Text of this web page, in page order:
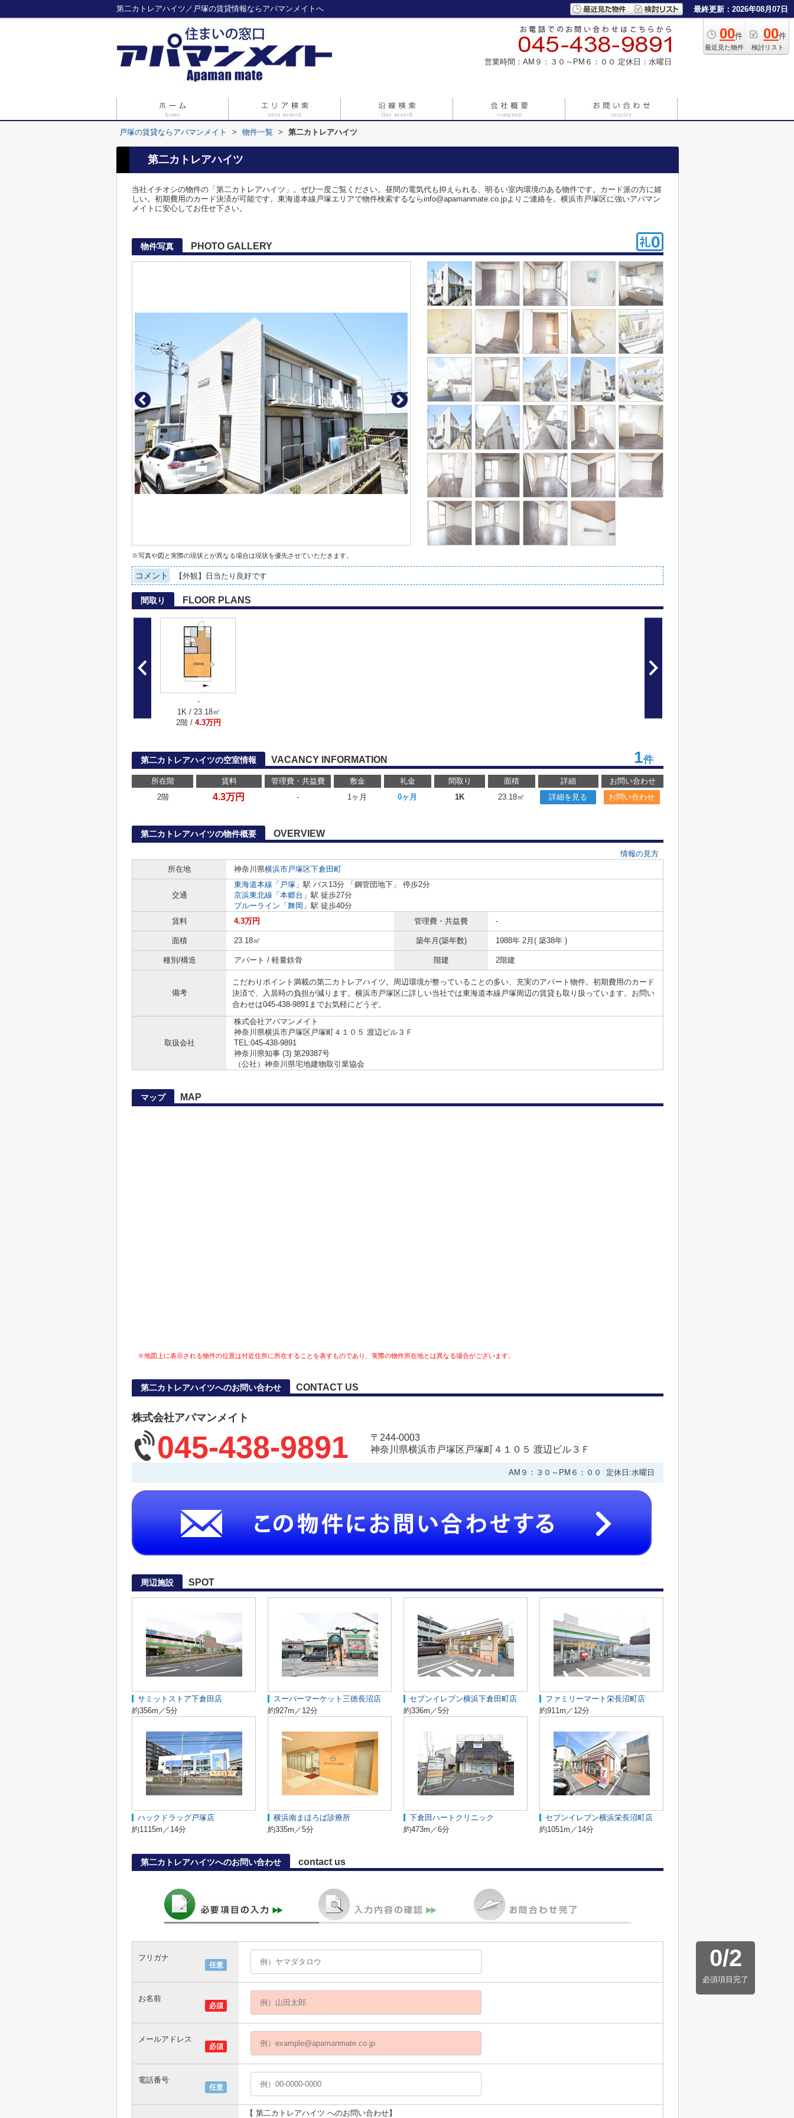
第二カトレアハイツ／戸塚の賃貸情報ならアパマンメイトへ 最終更新：2026年08月07日
00件
最近見た物件
00件
検討リスト
営業時間：AM９：３０～PM６：００ 定休日：水曜日
戸塚の賃貸ならアパマンメイト > 物件一覧 > 第二カトレアハイツ
第二カトレアハイツ
当社イチオシの物件の「第二カトレアハイツ」。ぜひ一度ご覧ください。昼間の電気代も抑えられる、明るい室内環境のある物件です。カード派の方に嬉
しい。初期費用のカード決済が可能です。東海道本線戸塚エリアで物件検索するならinfo@apamanmate.co.jpよりご連絡を。横浜市戸塚区に強いアパマン
メイトに安心してお任せ下さい。
物件写真 PHOTO GALLERY
※写真や図と実際の現状とが異なる場合は現状を優先させていただきます。
コメント 【外観】日当たり良好です
間取り FLOOR PLANS
-
1K / 23.18㎡
2階 / 4.3万円
第二カトレアハイツの空室情報 VACANCY INFORMATION 1件
所在階 賃料 管理費・共益費 敷金 礼金 間取り 面積 詳細
お問い合わせ
2階
4.3万円 - 1ヶ月 0ヶ月 1K 23.18㎡ 詳細を見る お問い合わせ
第二カトレアハイツの物件概要 OVERVIEW
情報の見方
所在地
神奈川県横浜市戸塚区下倉田町
交通
東海道本線 「 戸塚 」駅 バス13分 「鋼管団地下」 停歩2分
京浜東北線 「 本郷台 」駅 徒歩27分
ブルーライン 「 舞岡 」駅 徒歩40分
賃料
4.3万円 管理費・共益費 -
面積 23.18㎡ 築年月(築年数) 1988年 2月( 築38年 )
種別/構造 アパート / 軽量鉄骨 階建 2階建
備考
こだわりポイント満載の第二カトレアハイツ。周辺環境が整っていることの多い、充実のアパート物件。初期費用のカード
決済で、入居時の負担が減ります。横浜市戸塚区に詳しい当社では東海道本線戸塚周辺の賃貸も取り扱っています。お問い
合わせは045-438-9891までお気軽にどうぞ。
取扱会社
株式会社アパマンメイト
神奈川県横浜市戸塚区戸塚町４１０５ 渡辺ビル３Ｆ
TEL:045-438-9891
神奈川県知事 (3) 第29387号
（公社）神奈川県宅地建物取引業協会
マップ MAP
※地図上に表示される物件の位置は付近住所に所在することを表すものであり、実際の物件所在地とは異なる場合がございます。
第二カトレアハイツへのお問い合わせ CONTACT US
株式会社アパマンメイト
045-438-9891
〒244-0003
神奈川県横浜市戸塚区戸塚町４１０５ 渡辺ビル３Ｆ
AM９：３０～PM６：００ 定休日:水曜日
周辺施設 SPOT
サミットストア下倉田店
約356m／5分
スーパーマーケット三徳長沼店
約927m／12分
セブンイレブン横浜下倉田町店
約336m／5分
ファミリーマート栄長沼町店
約911m／12分
ハックドラッグ戸塚店
約1115m／14分
横浜南まほろば診療所
約335m／5分
下倉田ハートクリニック
約473m／6分
セブンイレブン横浜栄長沼町店
約1051m／14分
第二カトレアハイツへのお問い合わせ contact us
0/2
必須項目完了
任意
フリガナ
必須
お名前
必須
メールアドレス
任意
電話番号
【 第二カトレアハイツ へのお問い合わせ】